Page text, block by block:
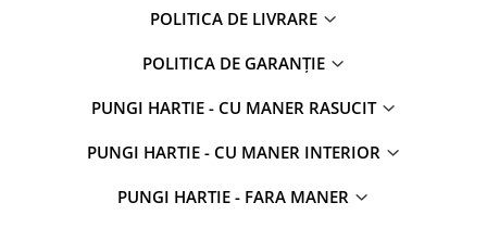
POLITICA DE LIVRARE
POLITICA DE GARANȚIE
PUNGI HARTIE - CU MANER RASUCIT
PUNGI HARTIE - CU MANER INTERIOR
PUNGI HARTIE - FARA MANER